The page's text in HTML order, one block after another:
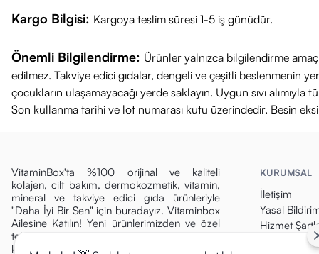
Kargo Bilgisi: Kargoya teslim süresi 1-5 iş günüdür.
Önemli Bilgilendirme: Ürünler yalnızca bilgilendirme
edilmez. Takviye edici gıdalar, dengeli ve çeşitli beslenmenin
çocukların ulaşamayacağı yerde saklayın. Uygun sıvı
Son kullanma tarihi ve lot numarası kutu üzerindedir. Besin
VitaminBox'ta %100 orijinal ve kaliteli
kolajen, cilt bakım, dermokozmetik, vitamin,
mineral ve takviye edici gıda ürünleriyle
"Daha İyi Bir Sen" için buradayız. Vitaminbox
Ailesine Katılın! Yeni ürünlerimizden ve özel
tekliflerden ilk siz haberdar olun, fırsatları
kaçırmayın!
KURUMSAL
İletişim
Yasal
Hizmet
Gizlilik